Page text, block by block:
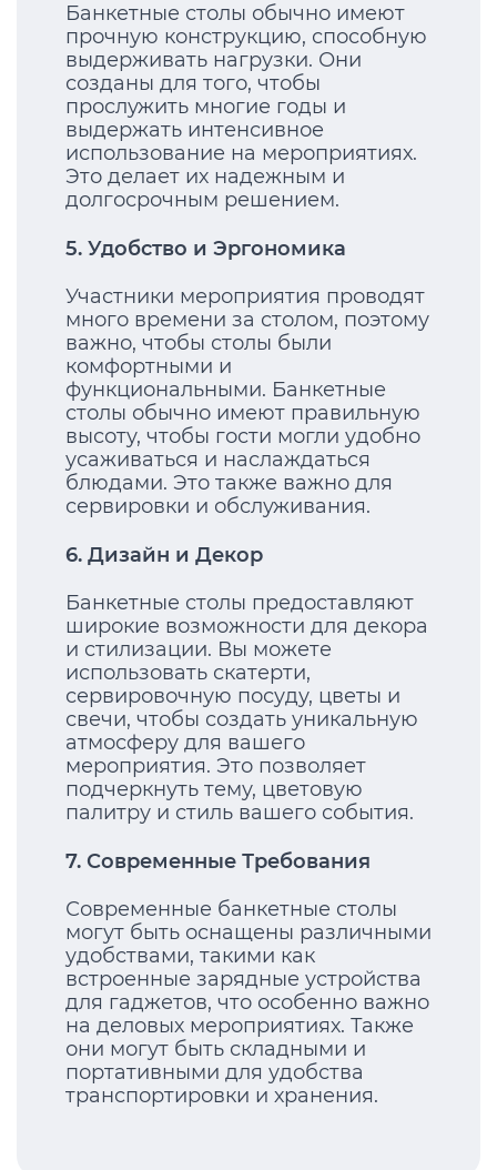
Банкетные столы обычно имеют
прочную конструкцию, способную
выдерживать нагрузки. Они
созданы для того, чтобы
прослужить многие годы и
выдержать интенсивное
использование на мероприятиях.
Это делает их надежным и
долгосрочным решением.
5. Удобство и Эргономика
Участники мероприятия проводят
много времени за столом, поэтому
важно, чтобы столы были
комфортными и
функциональными. Банкетные
столы обычно имеют правильную
высоту, чтобы гости могли удобно
усаживаться и наслаждаться
блюдами. Это также важно для
сервировки и обслуживания.
6. Дизайн и Декор
Банкетные столы предоставляют
широкие возможности для декора
и стилизации. Вы можете
использовать скатерти,
сервировочную посуду, цветы и
свечи, чтобы создать уникальную
атмосферу для вашего
мероприятия. Это позволяет
подчеркнуть тему, цветовую
палитру и стиль вашего события.
7. Современные Требования
Современные банкетные столы
могут быть оснащены различными
удобствами, такими как
встроенные зарядные устройства
для гаджетов, что особенно важно
на деловых мероприятиях. Также
они могут быть складными и
портативными для удобства
транспортировки и хранения.